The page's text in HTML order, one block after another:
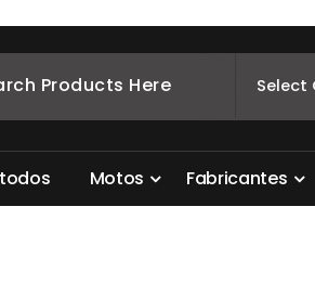
motos. Aquí está lo que necesitas
todos Motos Fabricantes